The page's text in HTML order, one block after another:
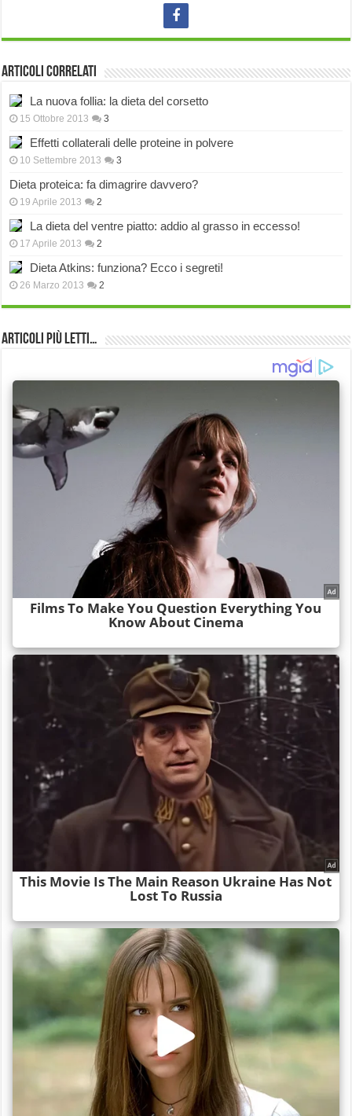
Articoli correlati
La nuova follia: la dieta del corsetto
15 Ottobre 2013 3
Effetti collaterali delle proteine in polvere
10 Settembre 2013 3
Dieta proteica: fa dimagrire davvero?
19 Aprile 2013 2
La dieta del ventre piatto: addio al grasso in eccesso!
17 Aprile 2013 2
Dieta Atkins: funziona? Ecco i segreti!
26 Marzo 2013 2
Articoli più Letti…